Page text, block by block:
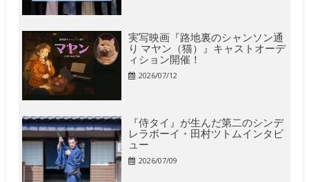
実写映画『路地裏のシャンソン通
り マヤン（猫）』キャストオーデ
ィション開催！
2026/07/12
『侍タイ』が生んだ第二のシンデ
レラボーイ・田村ツトムインタビ
ュー
2026/07/09